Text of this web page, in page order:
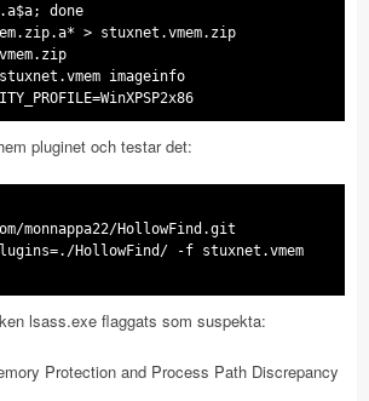
done
> stuxnet.vmem.zip
imageinfo
pluginet och testar det:
monnappa22/HollowFind.git
HollowFind/ -f stuxnet.vmem
lsass.exe flaggats som suspekta:
Protection and Process Path Discrepancy